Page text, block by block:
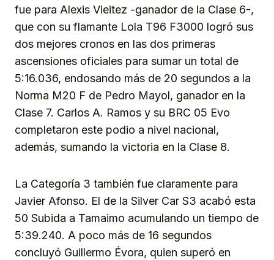
fue para Alexis Vieitez -ganador de la Clase 6-,
que con su flamante Lola T96 F3000 logró sus
dos mejores cronos en las dos primeras
ascensiones oficiales para sumar un total de
5:16.036, endosando más de 20 segundos a la
Norma M20 F de Pedro Mayol, ganador en la
Clase 7. Carlos A. Ramos y su BRC 05 Evo
completaron este podio a nivel nacional,
además, sumando la victoria en la Clase 8.
La Categoría 3 también fue claramente para
Javier Afonso. El de la Silver Car S3 acabó esta
50 Subida a Tamaimo acumulando un tiempo de
5:39.240. A poco más de 16 segundos
concluyó Guillermo Évora, quien superó en